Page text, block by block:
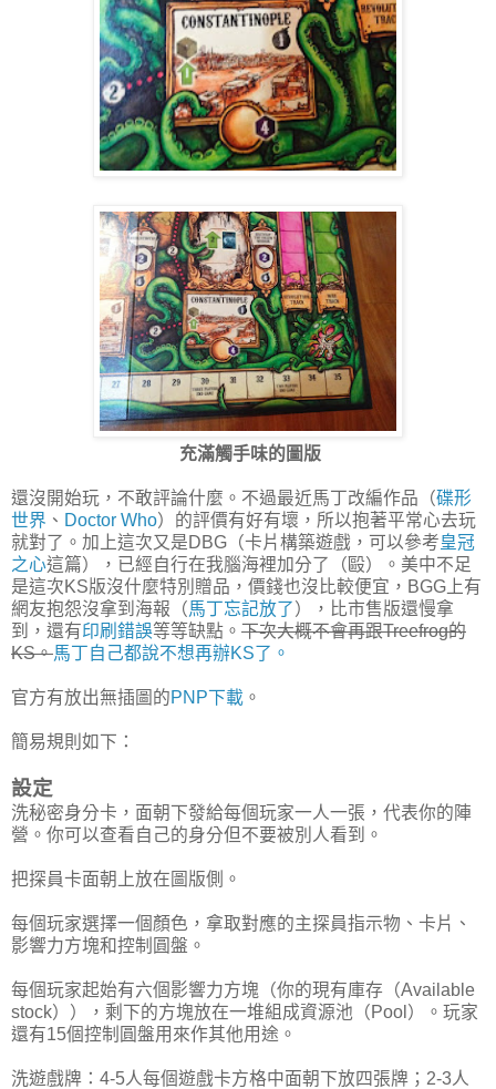
充滿觸手味的圖版
還沒開始玩，不敢評論什麼。不過最近馬丁改編作品（碟形
世界 、 Doctor Who）的評價有好有壞，所以抱著平常心去玩
就對了。加上這次又是DBG（卡片構築遊戲，可以參考皇冠
之心這篇），已經自行在我腦海裡加分了（毆）。美中不足
是這次KS版沒什麼特別贈品，價錢也沒比較便宜，BGG上有
網友抱怨沒拿到海報（馬丁忘記放了），比市售版還慢拿
到，還有印刷錯誤等等缺點。 下次大概不會再跟Treefrog的
KS。馬丁自己都說不想再辦KS了。
官方有放出無插圖的PNP下載 。
簡易規則如下：
設定
洗秘密身分卡，面朝下發給每個玩家一人一張，代表你的陣
營。你可以查看自己的身分但不要被別人看到。
把探員卡面朝上放在圖版側。
每個玩家選擇一個顏色，拿取對應的主探員指示物、卡片、
影響力方塊和控制圓盤。
每個玩家起始有六個影響力方塊（你的現有庫存（Available
stock）），剩下的方塊放在一堆組成資源池（Pool）。玩家
還有15個控制圓盤用來作其他用途。
洗遊戲牌：4-5人每個遊戲卡方格中面朝下放四張牌；2-3人